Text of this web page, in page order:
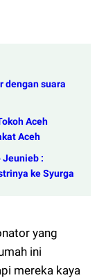
dengan suara
Aceh
Aceh
Jeunieb :
ke Syurga
yang
ini
mereka kaya